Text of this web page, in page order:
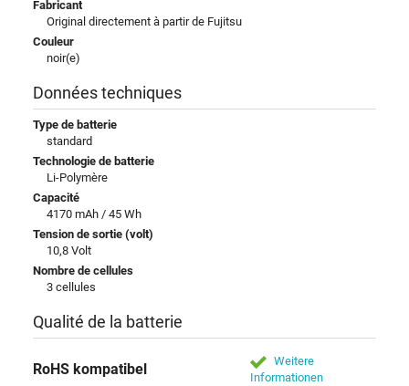
Fabricant
Original directement à partir de Fujitsu
Couleur
noir(e)
Données techniques
Type de batterie
standard
Technologie de batterie
Li-Polymère
Capacité
4170 mAh / 45 Wh
Tension de sortie (volt)
10,8 Volt
Nombre de cellules
3 cellules
Qualité de la batterie
RoHS kompatibel
Weitere
Informationen